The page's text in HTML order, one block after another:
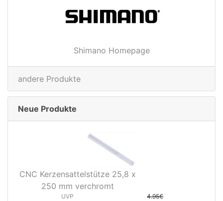
Shimano Homepage
andere Produkte
Neue Produkte
CNC Kerzensattelstütze 25,8 x
250 mm verchromt
UVP 4.95€